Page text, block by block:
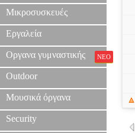
Μικροσυσκευές
Εργαλεία
Οργανα γυμναστικής ΝΕΟ
Outdoor
Μουσικά όργανα
Security